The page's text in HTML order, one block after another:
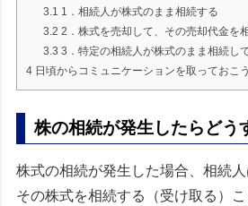
3.1 1．相続人が株式のまま相続する
3.2 2．株式を売却して、その売却代金を
3.3 3．特定の相続人が株式のまま相続し
4 日頃からコミュニケーションを取っておこう
株の相続が発生したらどう
株式の相続が発生した場合、相続
その株式を相続する（受け取る）